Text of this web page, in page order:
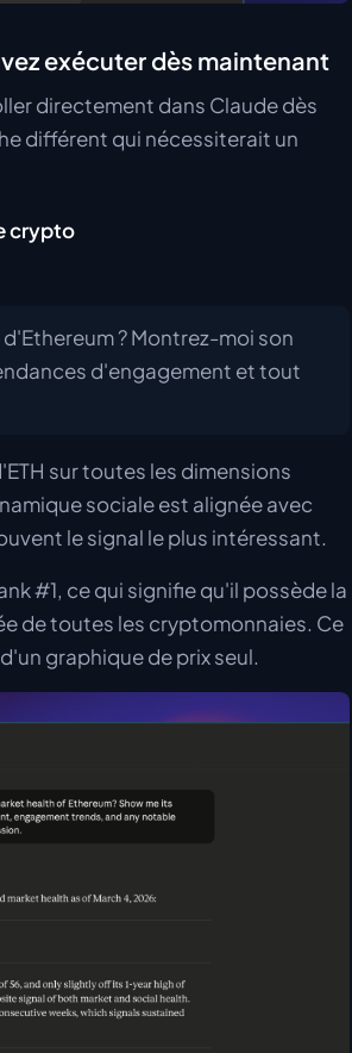
exécuter dès maintenant
directement dans Claude dès
différent qui nécessiterait un
crypto
? Montrez-moi son
d'engagement et tout
sur toutes les dimensions
sociale est alignée avec
le signal le plus intéressant.
#1, ce qui signifie qu'il possède la
de toutes les cryptomonnaies. Ce
graphique de prix seul.